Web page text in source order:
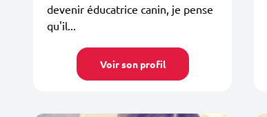
devenir éducatrice canin, je pense
qu'il...
Voir son profil